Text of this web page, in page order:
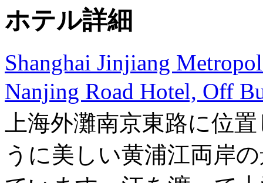
ホテル詳細
Shanghai Jinjiang
Nanjing Road Hotel, Off
上海外灘南京東路に位
うに美しい黄浦江両岸